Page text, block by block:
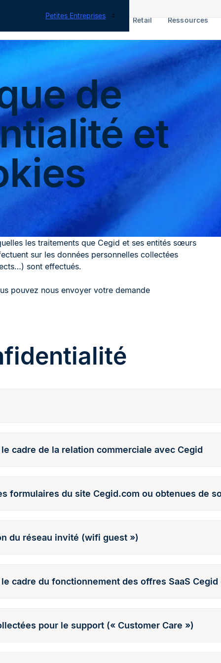
Petites Entreprises
ERP Finance Retail Ressources
de
et
les traitements que Cegid et ses entités sœurs
sur les données personnelles collectées
sont effectués.
pouvez nous envoyer votre demande
cadre de la relation commerciale avec Cegid
formulaires du site Cegid.com ou obtenues de
du réseau invité (wifi guest »)
cadre du fonctionnement des offres SaaS
pour le support (« Customer Care »)